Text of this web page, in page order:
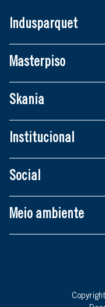
Indusparquet
Masterpiso
Skania
Institucional
Social
Meio ambiente